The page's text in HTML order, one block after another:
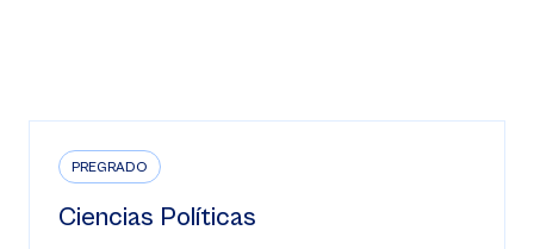
PREGRADO
Ciencias Políticas